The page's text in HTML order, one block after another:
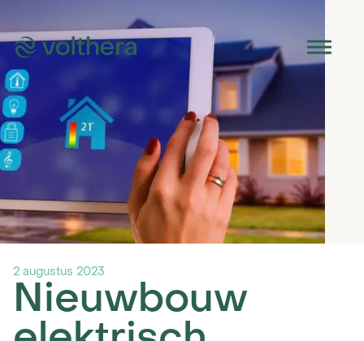
Het PVT-paneel
Omvormer
Warmtepomp
Boilervat
2 augustus 2023
Nieuwbouw